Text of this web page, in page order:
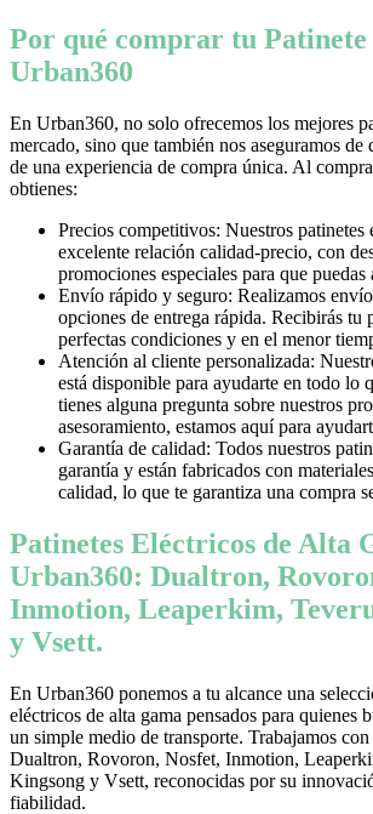
Por qué comprar tu
Urban360
En Urban360, no solo ofrecemos los mejores
mercado, sino que también nos aseguramos de
de una experiencia de compra única. Al
obtienes:
Precios competitivos: Nuestros patinetes
excelente relación calidad-precio, con
promociones especiales para que puedas
Envío rápido y seguro: Realizamos
opciones de entrega rápida. Recibirás tu
perfectas condiciones y en el menor
Atención al cliente personalizada:
está disponible para ayudarte en todo lo
tienes alguna pregunta sobre nuestros
asesoramiento, estamos aquí para
Garantía de calidad: Todos nuestros
garantía y están fabricados con
calidad, lo que te garantiza una compra
Patinetes Eléctricos de Alta
Urban360: Dualtron,
Inmotion, Leaperkim,
y Vsett.
En Urban360 ponemos a tu alcance una
eléctricos de alta gama pensados para quienes
un simple medio de transporte. Trabajamos
Dualtron, Rovoron, Nosfet, Inmotion,
Kingsong y Vsett, reconocidas por su
fiabilidad.